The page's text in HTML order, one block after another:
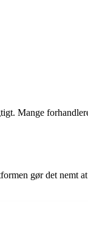
Mange
gør det nemt